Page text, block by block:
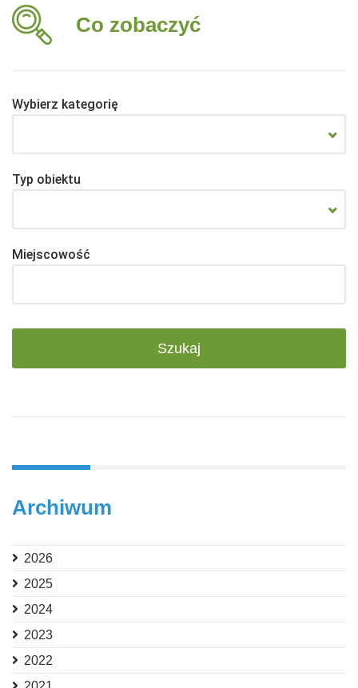
Co zobaczyć
Wybierz kategorię
Typ obiektu
Miejscowość
Archiwum
2026
2025
2024
2023
2022